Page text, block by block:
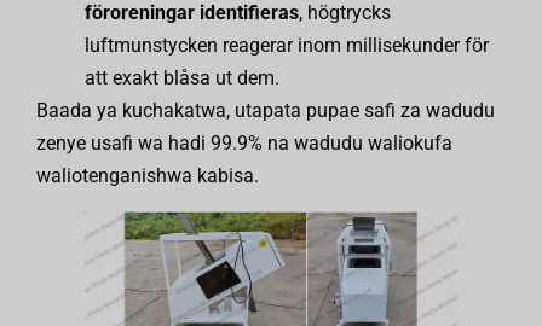
föroreningar identifieras, högtrycks
luftmunstycken reagerar inom millisekunder för
att exakt blåsa ut dem.
Baada ya kuchakatwa, utapata pupae safi za wadudu
zenye usafi wa hadi 99.9% na wadudu waliokufa
waliotenganishwa kabisa.